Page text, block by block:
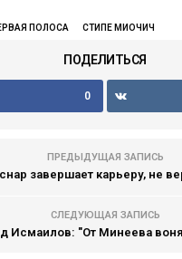
ПОЛОСА СТИПЕ МИОЧИЧ
ПОДЕЛИТЬСЯ
0
ПРЕДЫДУЩАЯ ЗАПИСЬ
завершает карьеру, не
СЛЕДУЮЩАЯ ЗАПИСЬ
Исмаилов: "От Минеева